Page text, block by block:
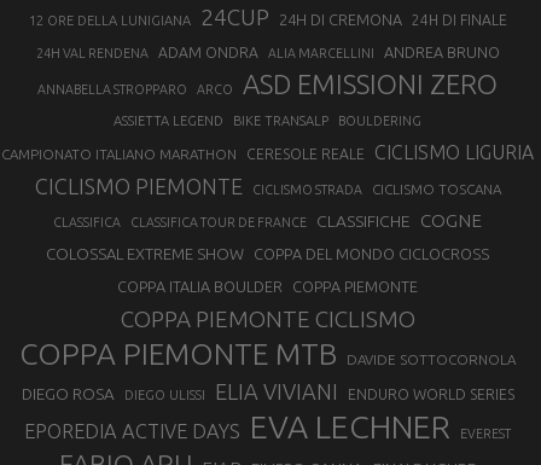
12 ORE DELLA LUNIGIANA 24CUP 24H DI CREMONA 24H DI FINALE
24H VAL RENDENA ADAM ONDRA ALIA MARCELLINI ANDREA BRUNO
ANNABELLA STROPPARO ARCO ASD EMISSIONI ZERO
ASSIETTA LEGEND BIKE TRANSALP BOULDERING
CAMPIONATO ITALIANO MARATHON CERESOLE REALE CICLISMO LIGURIA
CICLISMO PIEMONTE CICLISMO STRADA CICLISMO TOSCANA
CLASSIFICA CLASSIFICA TOUR DE FRANCE CLASSIFICHE COGNE
COLOSSAL EXTREME SHOW
COPPA DEL MONDO CICLOCROSS
COPPA ITALIA BOULDER
COPPA PIEMONTE
COPPA PIEMONTE CICLISMO
COPPA PIEMONTE MTB DAVIDE SOTTOCORNOLA
DIEGO ROSA DIEGO ULISSI ELIA VIVIANI ENDURO WORLD SERIES
EPOREDIA ACTIVE DAYS EVA LECHNER EVEREST